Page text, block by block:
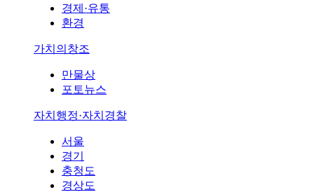
경제·유통
환경
가치의창조
만물상
포토뉴스
자치행정·자치경찰
서울
경기
충청도
경상도